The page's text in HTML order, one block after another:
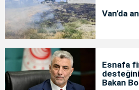
Van’da
Esnafa
Bakan